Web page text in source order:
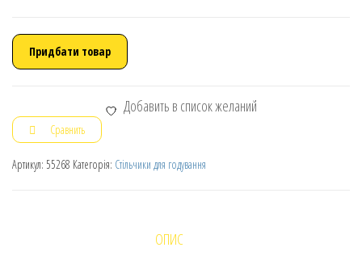
Придбати товар
Добавить в список желаний
Сравнить
Артикул: 55268 Категорія: Стільчики для годування
ОПИС